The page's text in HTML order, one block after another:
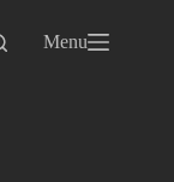
Menu